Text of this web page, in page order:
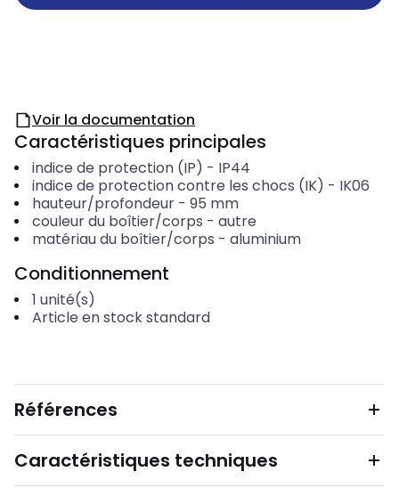
Voir la documentation
Caractéristiques principales
indice de protection (IP) - IP44
indice de protection contre les chocs (IK) - IK06
hauteur/profondeur- 95 mm
couleur du boîtier/corps - autre
matériau du boîtier/corps - aluminium
Conditionnement
1 unité(s)
Article en stock standard
Références
Caractéristiques techniques